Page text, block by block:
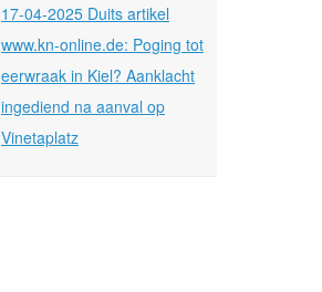
17-04-2025 Duits artikel
www.kn-online.de: Poging tot
eerwraak in Kiel? Aanklacht
ingediend na aanval op
Vinetaplatz